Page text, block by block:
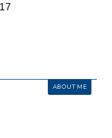
ABOUT ME